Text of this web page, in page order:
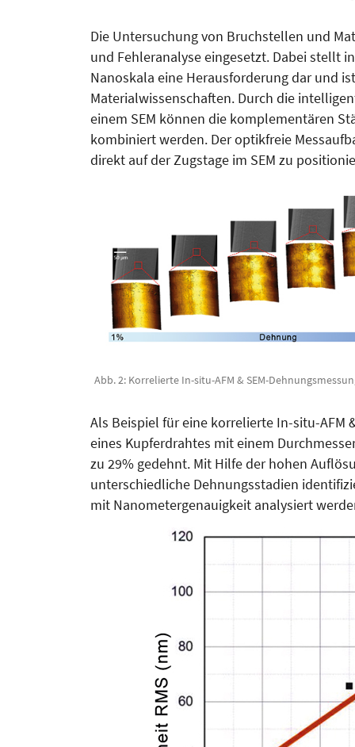
Die Untersuchung von Bruchstellen und
und Fehleranalyse eingesetzt. Dabei stellt
Nanoskala eine Herausforderung dar und
Materialwissenschaften. Durch die
einem SEM können die komplementären
kombiniert werden. Der optikfreie
direkt auf der Zugstage im SEM zu
Abb. 2: Korrelierte In-situ-AFM & SEM-
Als Beispiel für eine korrelierte In-situ-AFM
eines Kupferdrahtes mit einem
zu 29% gedehnt. Mit Hilfe der hohen
unterschiedliche Dehnungsstadien
mit Nanometergenauigkeit analysiert